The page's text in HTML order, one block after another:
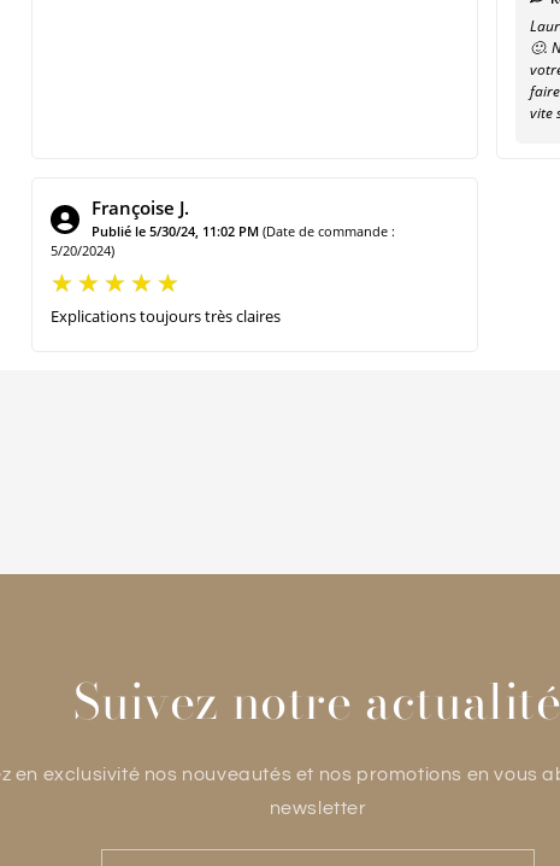
🙂.
vite
Françoise J.
Publié le 5/30/24, 11:02 PM (Date de commande :
5/20/2024)
Explications toujours très claires
Suivez notre actualité
en exclusivité nos nouveautés et nos promotions en vous
newsletter